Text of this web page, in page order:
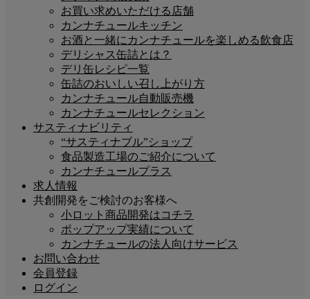
お買い求めいただける店舗
カンナチュールキッチン
お酒と一緒にカンナチュールを楽しめる飲食店
デリシャス缶詰とは？
デリ缶レシピ一覧
缶詰のおいしい召し上がり方
カンナチュール自動販売機
カンナチュールセレクション
サスティナビリティ
“サスティナブル”ショップ
食品製造工場のご紹介について
カンナチュールプラス
求人情報
共創開発をご検討のお客様へ
小ロット商品開発はコチラ
ポップアップ実績について
カンナチュールの法人向けサービス
お問い合わせ
会員登録
ログイン